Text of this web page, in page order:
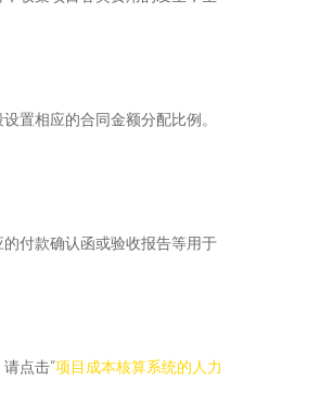
置相应的合同金额分配比例。
付款确认函或验收报告等用于
点击“项目成本核算系统的人力